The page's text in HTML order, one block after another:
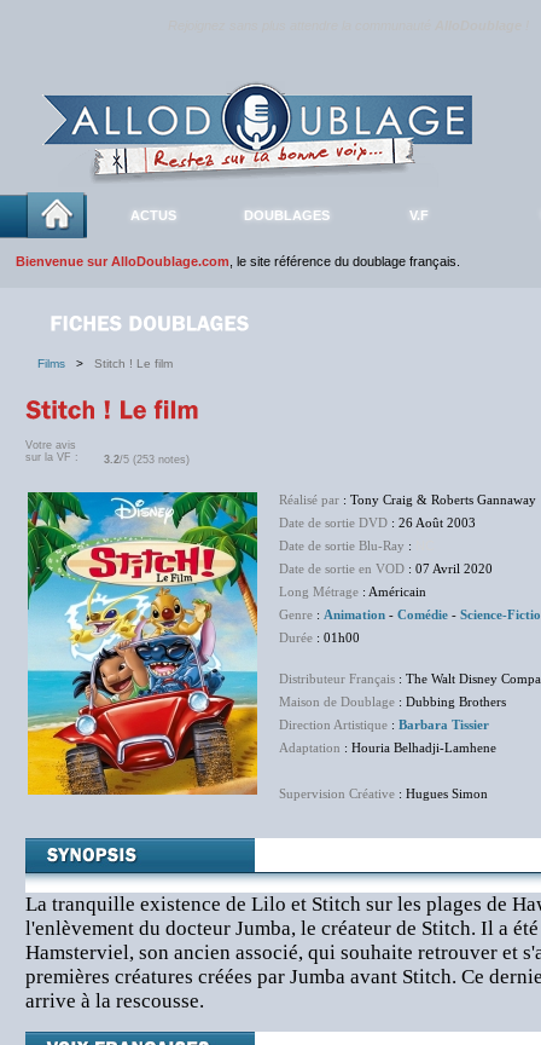
ACTUS DOUBLAGES V.F
Bienvenue sur AlloDoublage.com , le site référence du doublage français.
Films > Stitch ! Le film
Votre avis
sur la VF :
3.2/5 (253 notes)
Réalisé par : Tony Craig & Roberts Gannaway
Date de sortie DVD : 26 Août 2003
Date de sortie Blu-Ray :
Date de sortie en VOD : 07 Avril 2020
Long Métrage : Américain
Genre : Animation - Comédie - Science-
Durée : 01h00
Distributeur Français : The Walt Disney
Maison de Doublage : Dubbing Brothers
Direction Artistique : Barbara Tissier
Adaptation : Houria Belhadji-Lamhene
Supervision Créative : Hugues Simon
La tranquille existence de Lilo et Stitch sur les plages de
l'enlèvement du docteur Jumba, le créateur de Stitch. Il a
Hamsterviel, son ancien associé, qui souhaite retrouver et
premières créatures créées par Jumba avant Stitch. Ce
arrive à la rescousse.